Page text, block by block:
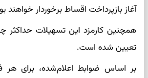
آغاز بازپرداخت اقساط برخوردار خواهند
همچنین کارمزد این تسهیلات حداکثر
تعیین شده است.
بر اساس ضوابط اعلام‌شده، برای هر